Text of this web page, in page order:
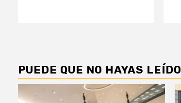
PUEDE QUE NO HAYAS LEÍDO